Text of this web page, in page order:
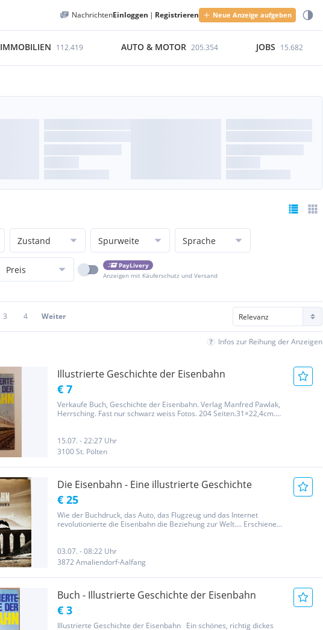
NachrichtenEinloggen | Registrieren Neue Anzeige aufgeben
IMMOBILIEN 112.419 AUTO & MOTOR 205.354 JOBS 15.682
Zustand Spurweite Sprache
Preis
PayLivery
Anzeigen mit Käuferschutz und Versand
3 4 Weiter
Infos zur Reihung der Anzeigen
Illustrierte Geschichte der Eisenbahn
€ 7
Verkaufe Buch, Geschichte der Eisenbahn. Verlag Manfred Pawlak,
Herrsching. Fast nur schwarz weiss Fotos. 204 Seiten.31×22,4cm.
15.07. - 22:27 Uhr
3100 St. Pölten
Die Eisenbahn - Eine illustrierte Geschichte
€ 25
Wie der Buchdruck, das Auto, das Flugzeug und das Internet
revolutionierte die Eisenbahn die Beziehung zur Welt…. Erschienen
Großformat...
03.07. - 08:22 Uhr
3872 Amaliendorf-Aalfang
Buch - Illustrierte Geschichte der Eisenbahn
€ 3
Illustrierte Geschichte der Eisenbahn Ein schönes, richtig dickes